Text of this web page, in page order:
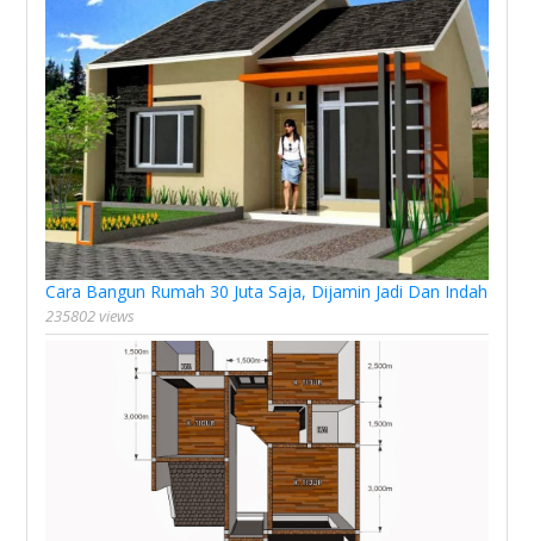
Cara Bangun Rumah 30 Juta Saja, Dijamin Jadi Dan Indah
235802 views